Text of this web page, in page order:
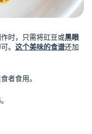
时，只需将豇豆或黑眼
。 这个美味的食谱还加
者食用。